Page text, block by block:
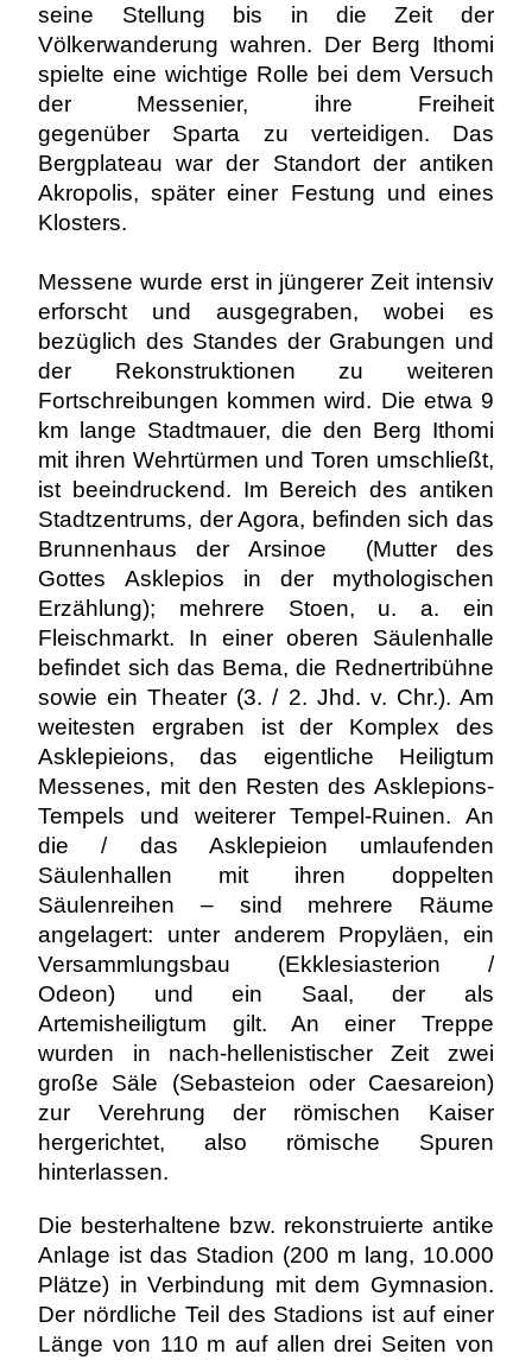
seine Stellung bis in die Zeit der
Völkerwanderung wahren. Der Berg Ithomi
spielte eine wichtige Rolle bei dem Versuch
der Messenier, ihre Freiheit
gegenüber Sparta zu verteidigen. Das
Bergplateau war der Standort der antiken
Akropolis, später einer Festung und eines
Klosters.
Messene wurde erst in jüngerer Zeit intensiv
erforscht und ausgegraben, wobei es
bezüglich des Standes der Grabungen und
der Rekonstruktionen zu weiteren
Fortschreibungen kommen wird. Die etwa 9
km lange Stadtmauer, die den Berg Ithomi
mit ihren Wehrtürmen und Toren umschließt,
ist beeindruckend. Im Bereich des antiken
Stadtzentrums, der Agora, befinden sich das
Brunnenhaus der Arsinoe (Mutter des
Gottes Asklepios in der mythologischen
Erzählung); mehrere Stoen, u. a. ein
Fleischmarkt. In einer oberen Säulenhalle
befindet sich das Bema, die Rednertribühne
sowie ein Theater (3. / 2. Jhd. v. Chr.). Am
weitesten ergraben ist der Komplex des
Asklepieions, das eigentliche Heiligtum
Messenes, mit den Resten des Asklepions-
Tempels und weiterer Tempel-Ruinen. An
die / das Asklepieion umlaufenden
Säulenhallen mit ihren doppelten
Säulenreihen – sind mehrere Räume
angelagert: unter anderem Propyläen, ein
Versammlungsbau (Ekklesiasterion /
Odeon) und ein Saal, der als
Artemisheiligtum gilt. An einer Treppe
wurden in nach-hellenistischer Zeit zwei
große Säle (Sebasteion oder Caesareion)
zur Verehrung der römischen Kaiser
hergerichtet, also römische Spuren
hinterlassen.
Die besterhaltene bzw. rekonstruierte antike
Anlage ist das Stadion (200 m lang, 10.000
Plätze) in Verbindung mit dem Gymnasion.
Der nördliche Teil des Stadions ist auf einer
Länge von 110 m auf allen drei Seiten von